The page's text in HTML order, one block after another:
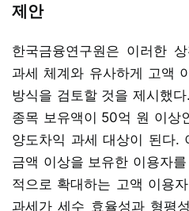
제안
한국금융연구원은 이러한
과세 체계와 유사하게 고액
방식을 검토할 것을 제시했
종목 보유액이 50억 원 이상
양도차익 과세 대상이 된다.
금액 이상을 보유한 이용자
적으로 확대하는 고액 이용
과세가 세수 효율성과 형평